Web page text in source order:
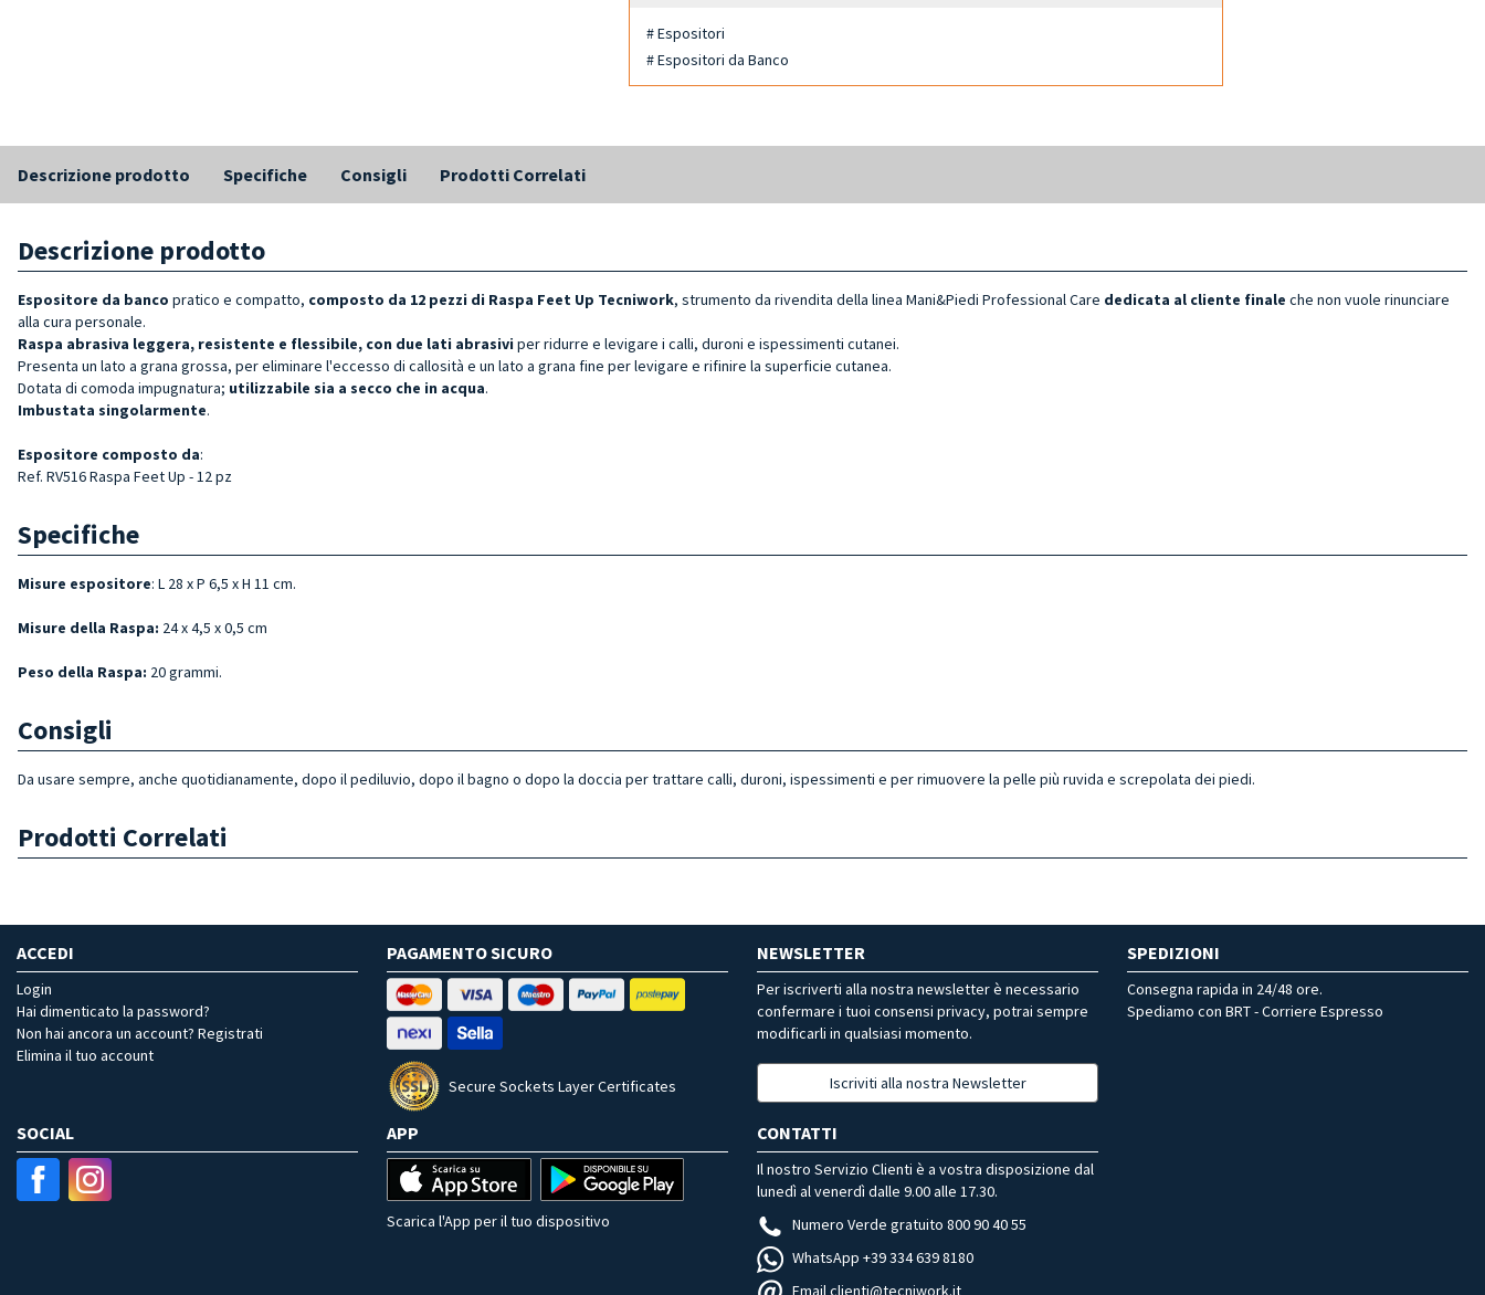
# Espositori
# Espositori da Banco
Descrizione prodotto Specifiche Consigli Prodotti Correlati
Descrizione prodotto
Espositore da banco pratico e compatto, composto da 12 pezzi di Raspa Feet Up Tecniwork, strumento da rivendita della linea Mani&Piedi Professional Care dedicata al cliente finale che non vuole rinunciare
alla cura personale.
Raspa abrasiva leggera, resistente e flessibile, con due lati abrasivi per ridurre e levigare i calli, duroni e ispessimenti cutanei.
Presenta un lato a grana grossa, per eliminare l'eccesso di callosità e un lato a grana fine per levigare e rifinire la superficie cutanea.
Dotata di comoda impugnatura; utilizzabile sia a secco che in acqua.
Imbustata singolarmente.
Espositore composto da:
Ref. RV516 Raspa Feet Up - 12 pz
Specifiche
Misure espositore: L 28 x P 6,5 x H 11 cm.
Misure della Raspa: 24 x 4,5 x 0,5 cm
Peso della Raspa: 20 grammi.
Consigli
Da usare sempre, anche quotidianamente, dopo il pediluvio, dopo il bagno o dopo la doccia per trattare calli, duroni, ispessimenti e per rimuovere la pelle più ruvida e screpolata dei piedi.
Prodotti Correlati
ACCEDI
Login
Hai dimenticato la password?
Non hai ancora un account? Registrati
Elimina il tuo account
PAGAMENTO SICURO
Secure Sockets Layer Certificates
NEWSLETTER
Per iscriverti alla nostra newsletter è necessario
confermare i tuoi consensi privacy, potrai sempre
modificarli in qualsiasi momento.
Iscriviti alla nostra Newsletter
SPEDIZIONI
Consegna rapida in 24/48 ore.
Spediamo con BRT - Corriere Espresso
SOCIAL APP
Scarica l'App per il tuo dispositivo
CONTATTI
Il nostro Servizio Clienti è a vostra disposizione dal
lunedì al venerdì dalle 9.00 alle 17.30.
Numero Verde gratuito 800 90 40 55
WhatsApp +39 334 639 8180
Email clienti@tecniwork.it